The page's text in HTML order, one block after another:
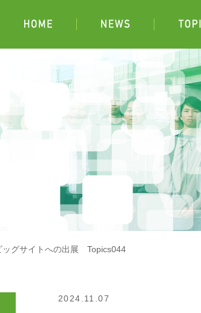
ッグサイトへの出展 Topics044
2024.11.07